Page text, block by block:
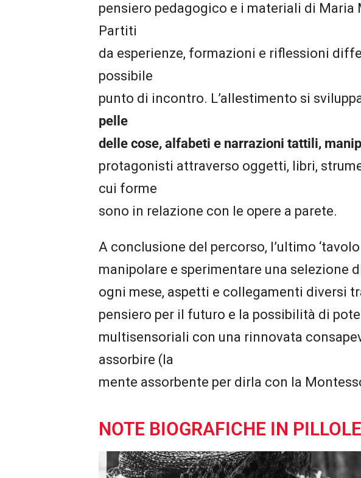
pensiero pedagogico e i materiali di
Partiti
da esperienze, formazioni e riflessioni
possibile
punto di incontro. L’allestimento si
pelle
delle cose, alfabeti e narrazioni tattili,
protagonisti attraverso oggetti, libri,
cui forme
sono in relazione con le opere a parete.
A conclusione del percorso, l’ultimo
manipolare e sperimentare una selezione
ogni mese, aspetti e collegamenti diversi
pensiero per il futuro e la possibilità di
multisensoriali con una rinnovata
assorbire (la
mente assorbente per dirla con la
NOTE BIOGRAFICHE IN PILLOLE